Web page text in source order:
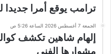
ترامب يوقع أمرا جديدا
الجمعة 7 أغسطس 2026 الساعة 5:26 ص
إلهام شاهين تكشف
مشوارها الفني